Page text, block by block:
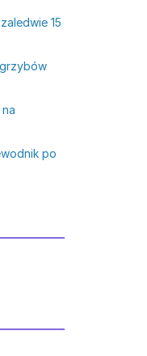
15
po